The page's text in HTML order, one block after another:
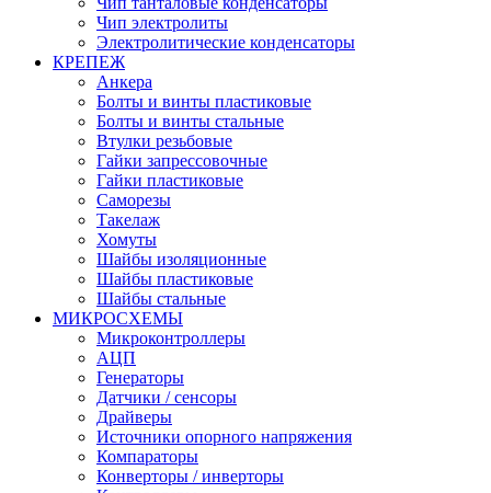
Чип электролиты
Электролитические конденсаторы
КРЕПЕЖ
Анкера
Болты и винты пластиковые
Болты и винты стальные
Втулки резьбовые
Гайки запрессовочные
Гайки пластиковые
Саморезы
Такелаж
Хомуты
Шайбы изоляционные
Шайбы пластиковые
Шайбы стальные
МИКРОСХЕМЫ
Микроконтроллеры
АЦП
Генераторы
Датчики / сенсоры
Драйверы
Источники опорного напряжения
Компараторы
Конверторы / инверторы